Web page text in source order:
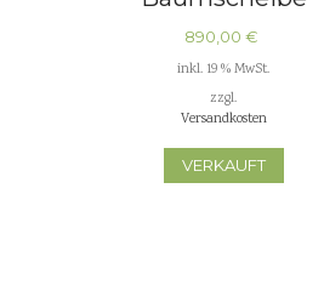
Tischplatten
Küchenplatten
Waschtischplatten
890,00 €
inkl. 19 % MwSt.
zzgl.
Versandkosten
VERKAUFT